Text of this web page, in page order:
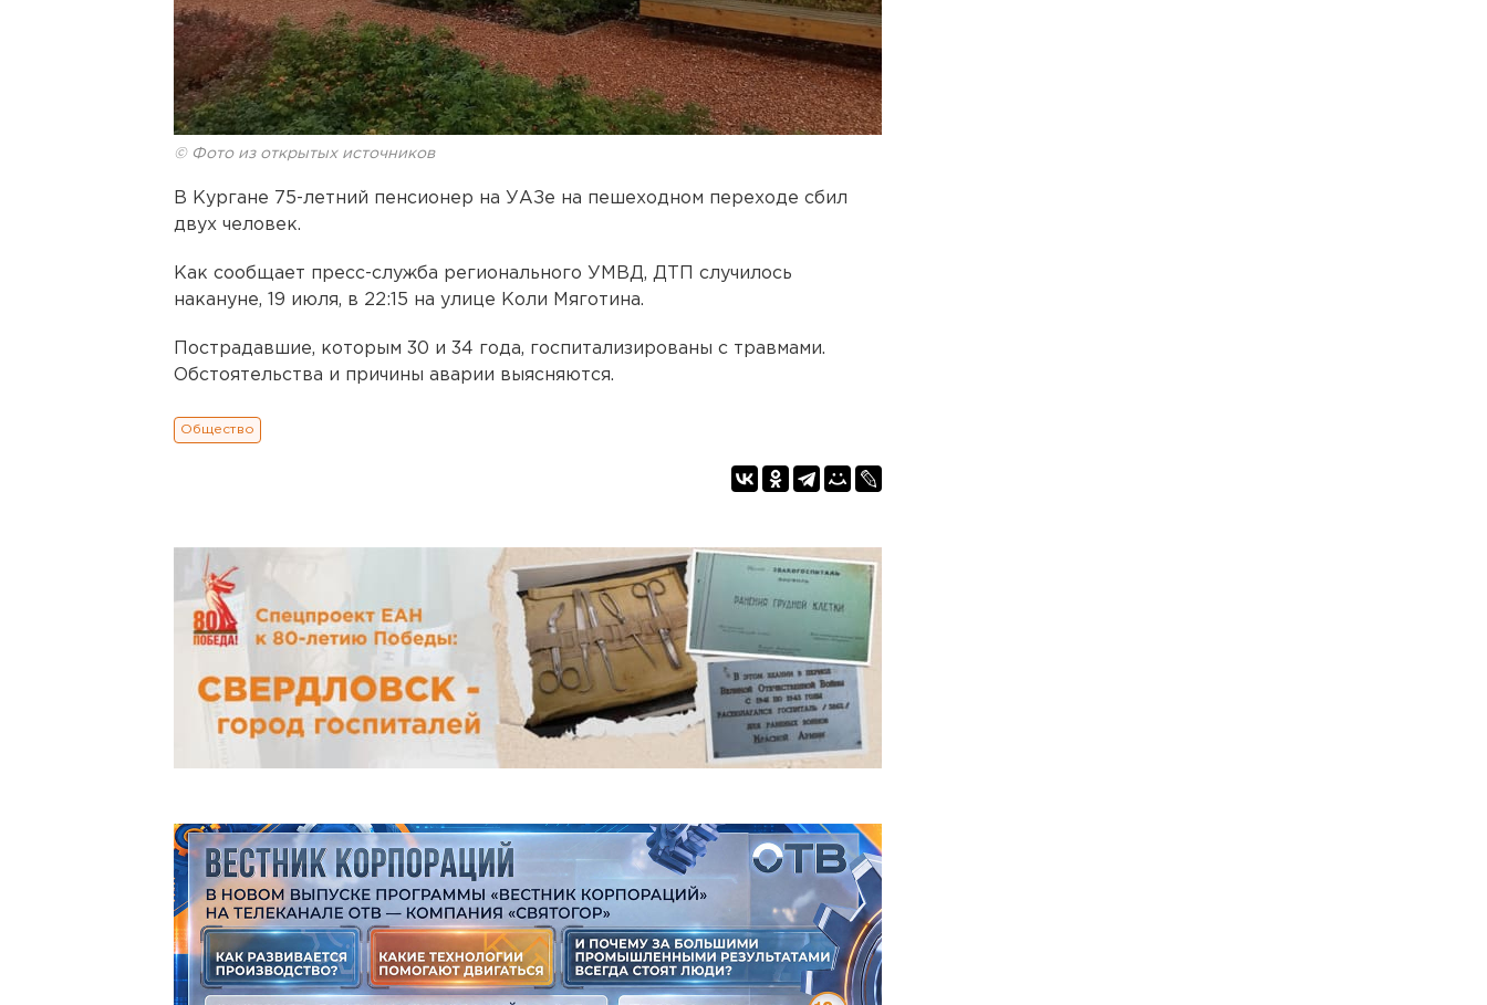
© Фото из открытых источников
В Кургане 75-летний пенсионер на УАЗе на пешеходном переходе сбил
двух человек.
Как сообщает пресс-служба регионального УМВД, ДТП случилось
накануне, 19 июля, в 22:15 на улице Коли Мяготина.
Пострадавшие, которым 30 и 34 года, госпитализированы с травмами.
Обстоятельства и причины аварии выясняются.
Общество